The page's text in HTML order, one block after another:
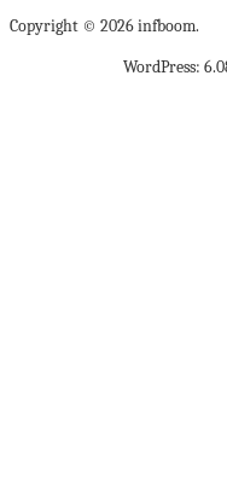
Copyright © 2026 infboom.
WordPress: